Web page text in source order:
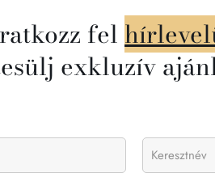
fel
exkluzív